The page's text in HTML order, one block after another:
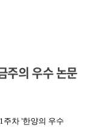
주의 우수 논문
주차 '한양의 우수